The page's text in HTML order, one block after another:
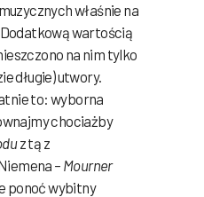
właśnie na
Dodatkową wartością
na nim tylko
długie) utwory.
to: wyborna
chociażby
z tą z
– Mourner
ponoć wybitny